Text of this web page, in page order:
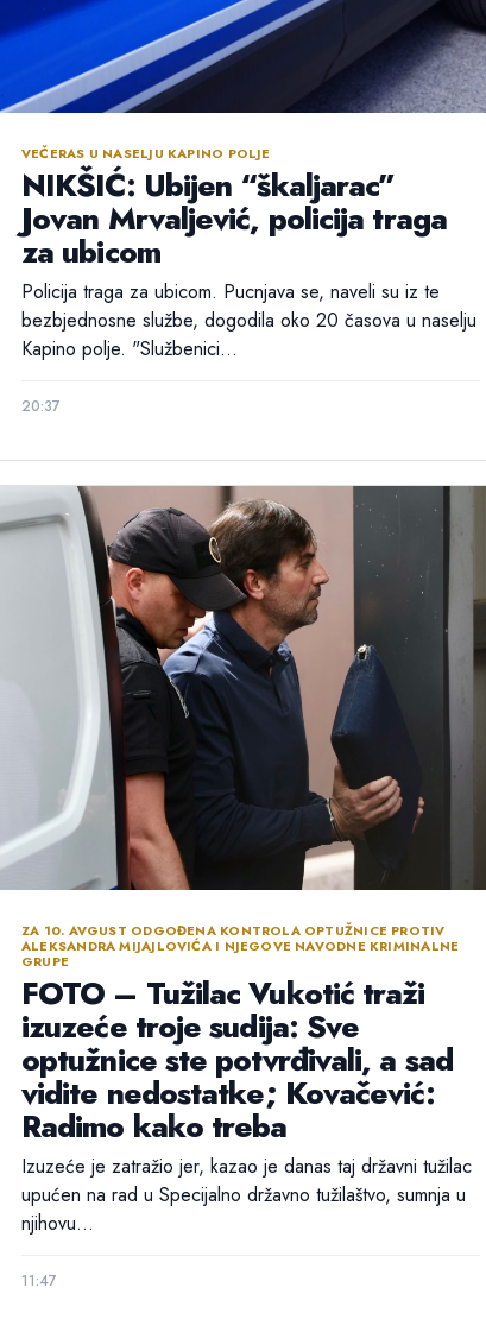
VEČERAS U NASELJU KAPINO POLJE
NIKŠIĆ: Ubijen “škaljarac”
Jovan Mrvaljević, policija traga
za ubicom
Policija traga za ubicom. Pucnjava se, naveli su iz te
bezbjednosne službe, dogodila oko 20 časova u naselju
Kapino polje. "Službenici...
20:37
ZA 10. AVGUST ODGOĐENA KONTROLA OPTUŽNICE PROTIV
ALEKSANDRA MIJAJLOVIĆA I NJEGOVE NAVODNE KRIMINALNE
GRUPE
FOTO – Tužilac Vukotić traži
izuzeće troje sudija: Sve
optužnice ste potvrđivali, a sad
vidite nedostatke; Kovačević:
Radimo kako treba
Izuzeće je zatražio jer, kazao je danas taj državni tužilac
upućen na rad u Specijalno državno tužilaštvo, sumnja u
njihovu...
11:47